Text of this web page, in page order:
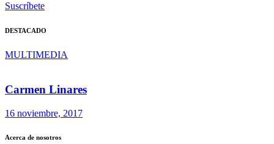
Suscríbete
DESTACADO
MULTIMEDIA
Carmen Linares
16 noviembre, 2017
Acerca de nosotros